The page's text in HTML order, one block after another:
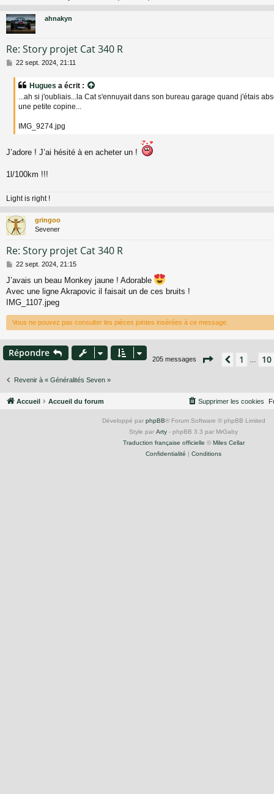
ahnakyn
Re: Story projet Cat 340 R
M
22 sept. 2024, 21:11
Hugues a écrit :
...ah si j'oubliais...la Cat s'ennuyait dans son bureau garage quand j'étais
une petite copine...
IMG_9274.jpg
J’adore ! J’ai hésité à en acheter un !
1l/100km !!!
Light is right !
gringoo
Sevener
Re: Story projet Cat 340 R
M
s
s
a
e
22 sept. 2024, 21:15
J’avais un beau Monkey jaune ! Adorable
Avec une ligne Akrapovic il faisait un de ces bruits !
IMG_1107.jpeg
Vous ne pouvez pas consulter les pièces jointes insérées à ce message.
Répondre
205 messages Page 12 sur14
1 10
Revenir à « Généralités Seven »
Accueil Accueil du forum Supprimer les cookies
Développé par phpBB® Forum Software © phpBB Limited
Style par Arty - phpBB 3.3 par MrGaby
Traduction française officielle © Miles Cellar
Confidentialité | Conditions